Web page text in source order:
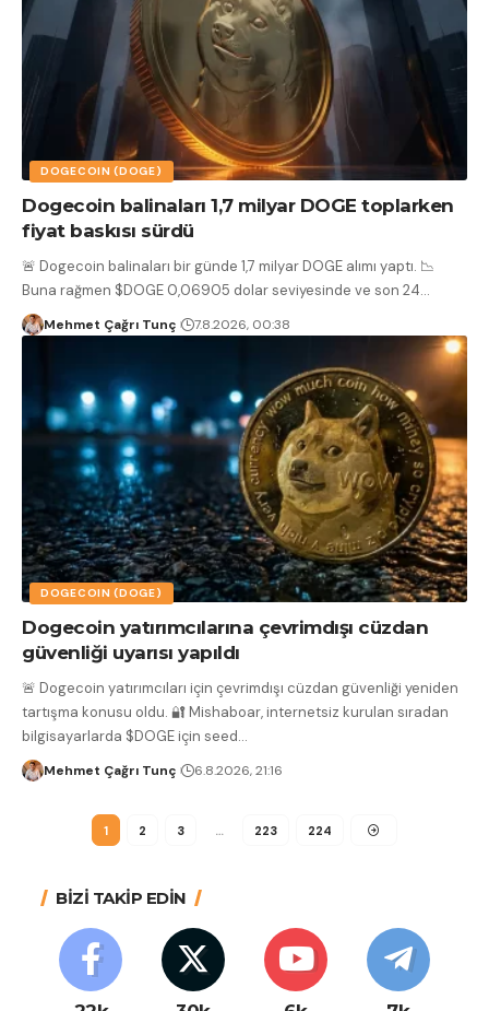
DOGECOIN (DOGE)
Dogecoin balinaları 1,7 milyar DOGE toplarken
fiyat baskısı sürdü
🚨 Dogecoin balinaları bir günde 1,7 milyar DOGE alımı yaptı. 📉
Buna rağmen $DOGE 0,06905 dolar seviyesinde ve son 24…
Mehmet Çağrı Tunç 7.8.2026, 00:38
DOGECOIN (DOGE)
Dogecoin yatırımcılarına çevrimdışı cüzdan
güvenliği uyarısı yapıldı
🚨 Dogecoin yatırımcıları için çevrimdışı cüzdan güvenliği yeniden
tartışma konusu oldu. 🔐 Mishaboar, internetsiz kurulan sıradan
bilgisayarlarda $DOGE için seed…
Mehmet Çağrı Tunç 6.8.2026, 21:16
1 2 3 … 223 224
BİZİ TAKİP EDİN